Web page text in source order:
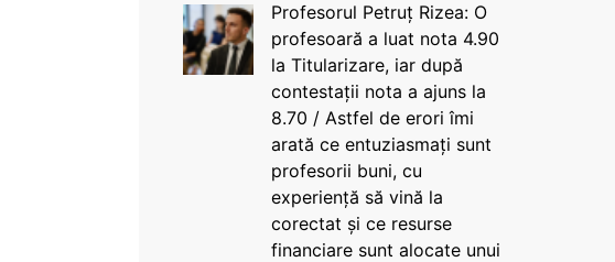
Profesorul Petruț Rizea: O
profesoară a luat nota 4.90
la Titularizare, iar după
contestații nota a ajuns la
8.70 / Astfel de erori îmi
arată ce entuziasmați sunt
profesorii buni, cu
experiență să vină la
corectat și ce resurse
financiare sunt alocate unui